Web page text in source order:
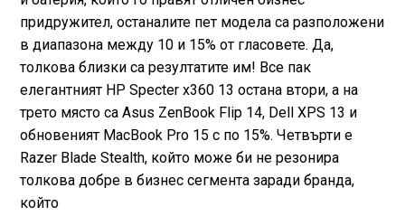
придружител, останалите пет модела са разположени
в диапазона между 10 и 15% от гласовете. Да,
толкова близки са резултатите им! Все пак
елегантният HP Specter x360 13 остана втори, а на
трето място са Asus ZenBook Flip 14, Dell XPS 13 и
обновеният MacBook Pro 15 с по 15%. Четвърти е
Razer Blade Stealth, който може би не резонира
толкова добре в бизнес сегмента заради бранда,
който